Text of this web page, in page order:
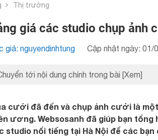
Thị trường
giá các studio chụp ảnh
giả: nguyendinhtung Cập nhật ngày: 01/
tới nội dung chính trong bài [Xem]
cưới đã đến và chụp ảnh cưới là
ương. Websosanh đã giúp bạn
studio nổi tiếng tại Hà Nội để các